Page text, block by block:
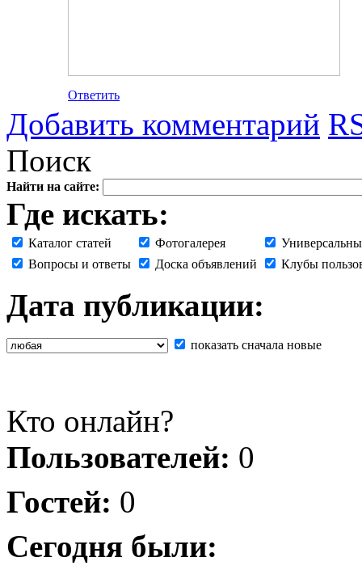
Ответить
Добавить комментарий
Поиск
Найти на сайте:
Где искать:
Каталог статей Фотогалерея
Вопросы и ответы
Доска объявлений Клубы
Дата публикации:
показать сначала новые
Кто онлайн?
Пользователей: 0
Гостей: 0
Сегодня были: